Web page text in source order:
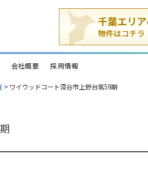
会社概要 採用情報
> ワイウッドコート深谷市上野台第59期